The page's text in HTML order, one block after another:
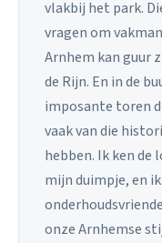
vlakbij het park.
vragen om
Arnhem kan guur
de Rijn. En in de
imposante toren
vaak van die
hebben. Ik ken de
mijn duimpje, en
onze Arnhemse